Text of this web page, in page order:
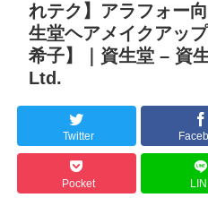
れテク】アラフォー
生堂ヘアメイクアッ
希子】｜資生堂 – 資
Ltd.
Twitter
Pocket